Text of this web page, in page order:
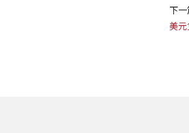
下一
美